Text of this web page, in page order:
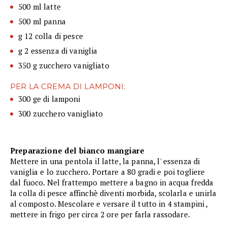
500 ml latte
500 ml panna
g 12 colla di pesce
g 2 essenza di vaniglia
350 g zucchero vanigliato
PER LA CREMA DI LAMPONI:
300 ge di lamponi
300 zucchero vanigliato
Preparazione del bianco mangiare
Mettere in una pentola il latte, la panna, l' essenza di
vaniglia e lo zucchero. Portare a 80 gradi e poi togliere
dal fuoco. Nel frattempo mettere a bagno in acqua fredda
la colla di pesce affinchè diventi morbida, scolarla e unirla
al composto. Mescolare e versare il tutto in 4 stampini ,
mettere in frigo per circa 2 ore per farla rassodare.